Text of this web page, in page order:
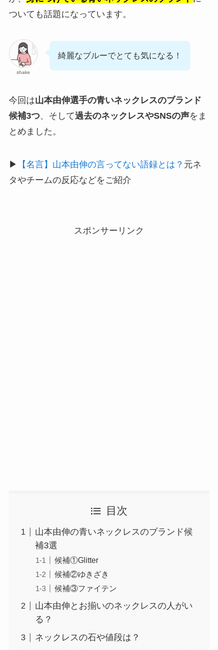
ついても話題になっています。
shake
綺麗なブルーでとても気になる！
今回は山本由伸選手の青いネックレスのブランド
候補3つ、そして過去のネックレスやSNSの声をま
とめました。
▶︎ 【名言】山本由伸の言ってない語録とは？ 元ネ
タやチームの反応などをご紹介
スポンサーリンク
目次
山本由伸の青いネックレスのブランド候
補3選
候補①Glitter
候補②ゆきざき
候補③ファイテン
山本由伸とお揃いのネックレスの人がい
る？
ネックレスの石や値段は？